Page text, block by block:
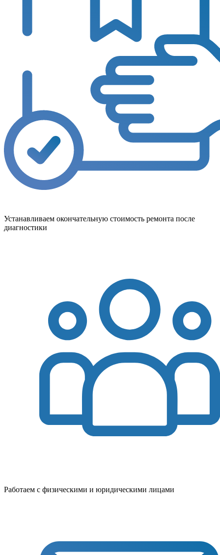
Устанавливаем окончательную стоимость ремонта после
диагностики
Работаем с физическими и юридическими лицами